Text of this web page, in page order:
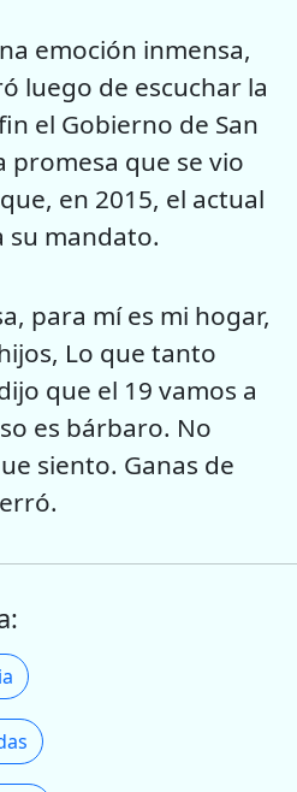
emoción inmensa,
luego de escuchar la
el Gobierno de San
promesa que se vio
en 2015, el actual
su mandato.
para mí es mi hogar,
Lo que tanto
que el 19 vamos a
es bárbaro. No
siento. Ganas de